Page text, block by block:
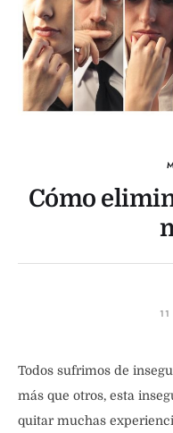
Cómo
Todos sufrimos de
más que otros, esta
quitar muchas